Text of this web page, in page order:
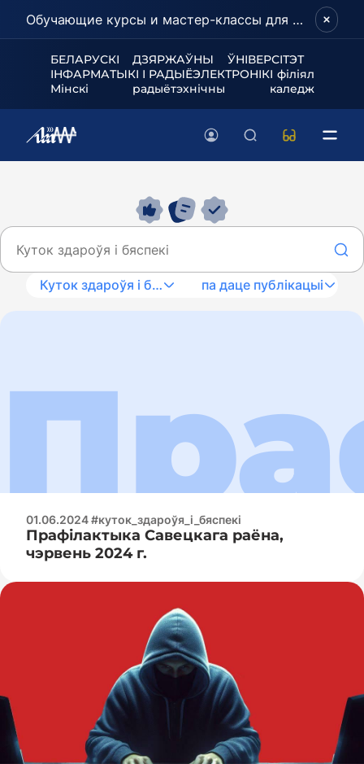
Обучающие курсы и мастер-классы для школьников и абитуриентов!
БЕЛАРУСКІ ДЗЯРЖАЎНЫ ЎНІВЕРСІТЭТ
ІНФАРМАТЫКІ І РАДЫЁЭЛЕКТРОНІКІ філіял
Мінскі радыётэхнічны каледж
Куток здароўя і бяспекі па даце публікацыі
01.06.2024 #куток_здароўя_і_бяспекі
Прафілактыка Савецкага раёна,
чэрвень 2024 г.